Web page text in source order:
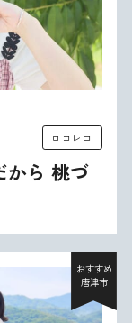
ロコレコ
から 桃づ
おすすめ
唐津市